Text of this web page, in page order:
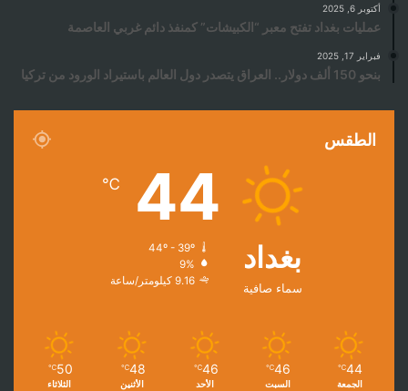
أكتوبر 6, 2025
عمليات بغداد تفتح معبر “الكبيشات” كمنفذ دائم غربي العاصمة
فبراير 17, 2025
بنحو 150 ألف دولار.. العراق يتصدر دول العالم باستيراد الورود من تركيا
الطقس
بغداد
سماء صافية
44
℃
44º - 39º
9%
9.16 كيلومتر/ساعة
44
℃
الجمعة
46
℃
السبت
46
℃
الأحد
48
℃
الأثنين
50
℃
الثلاثاء